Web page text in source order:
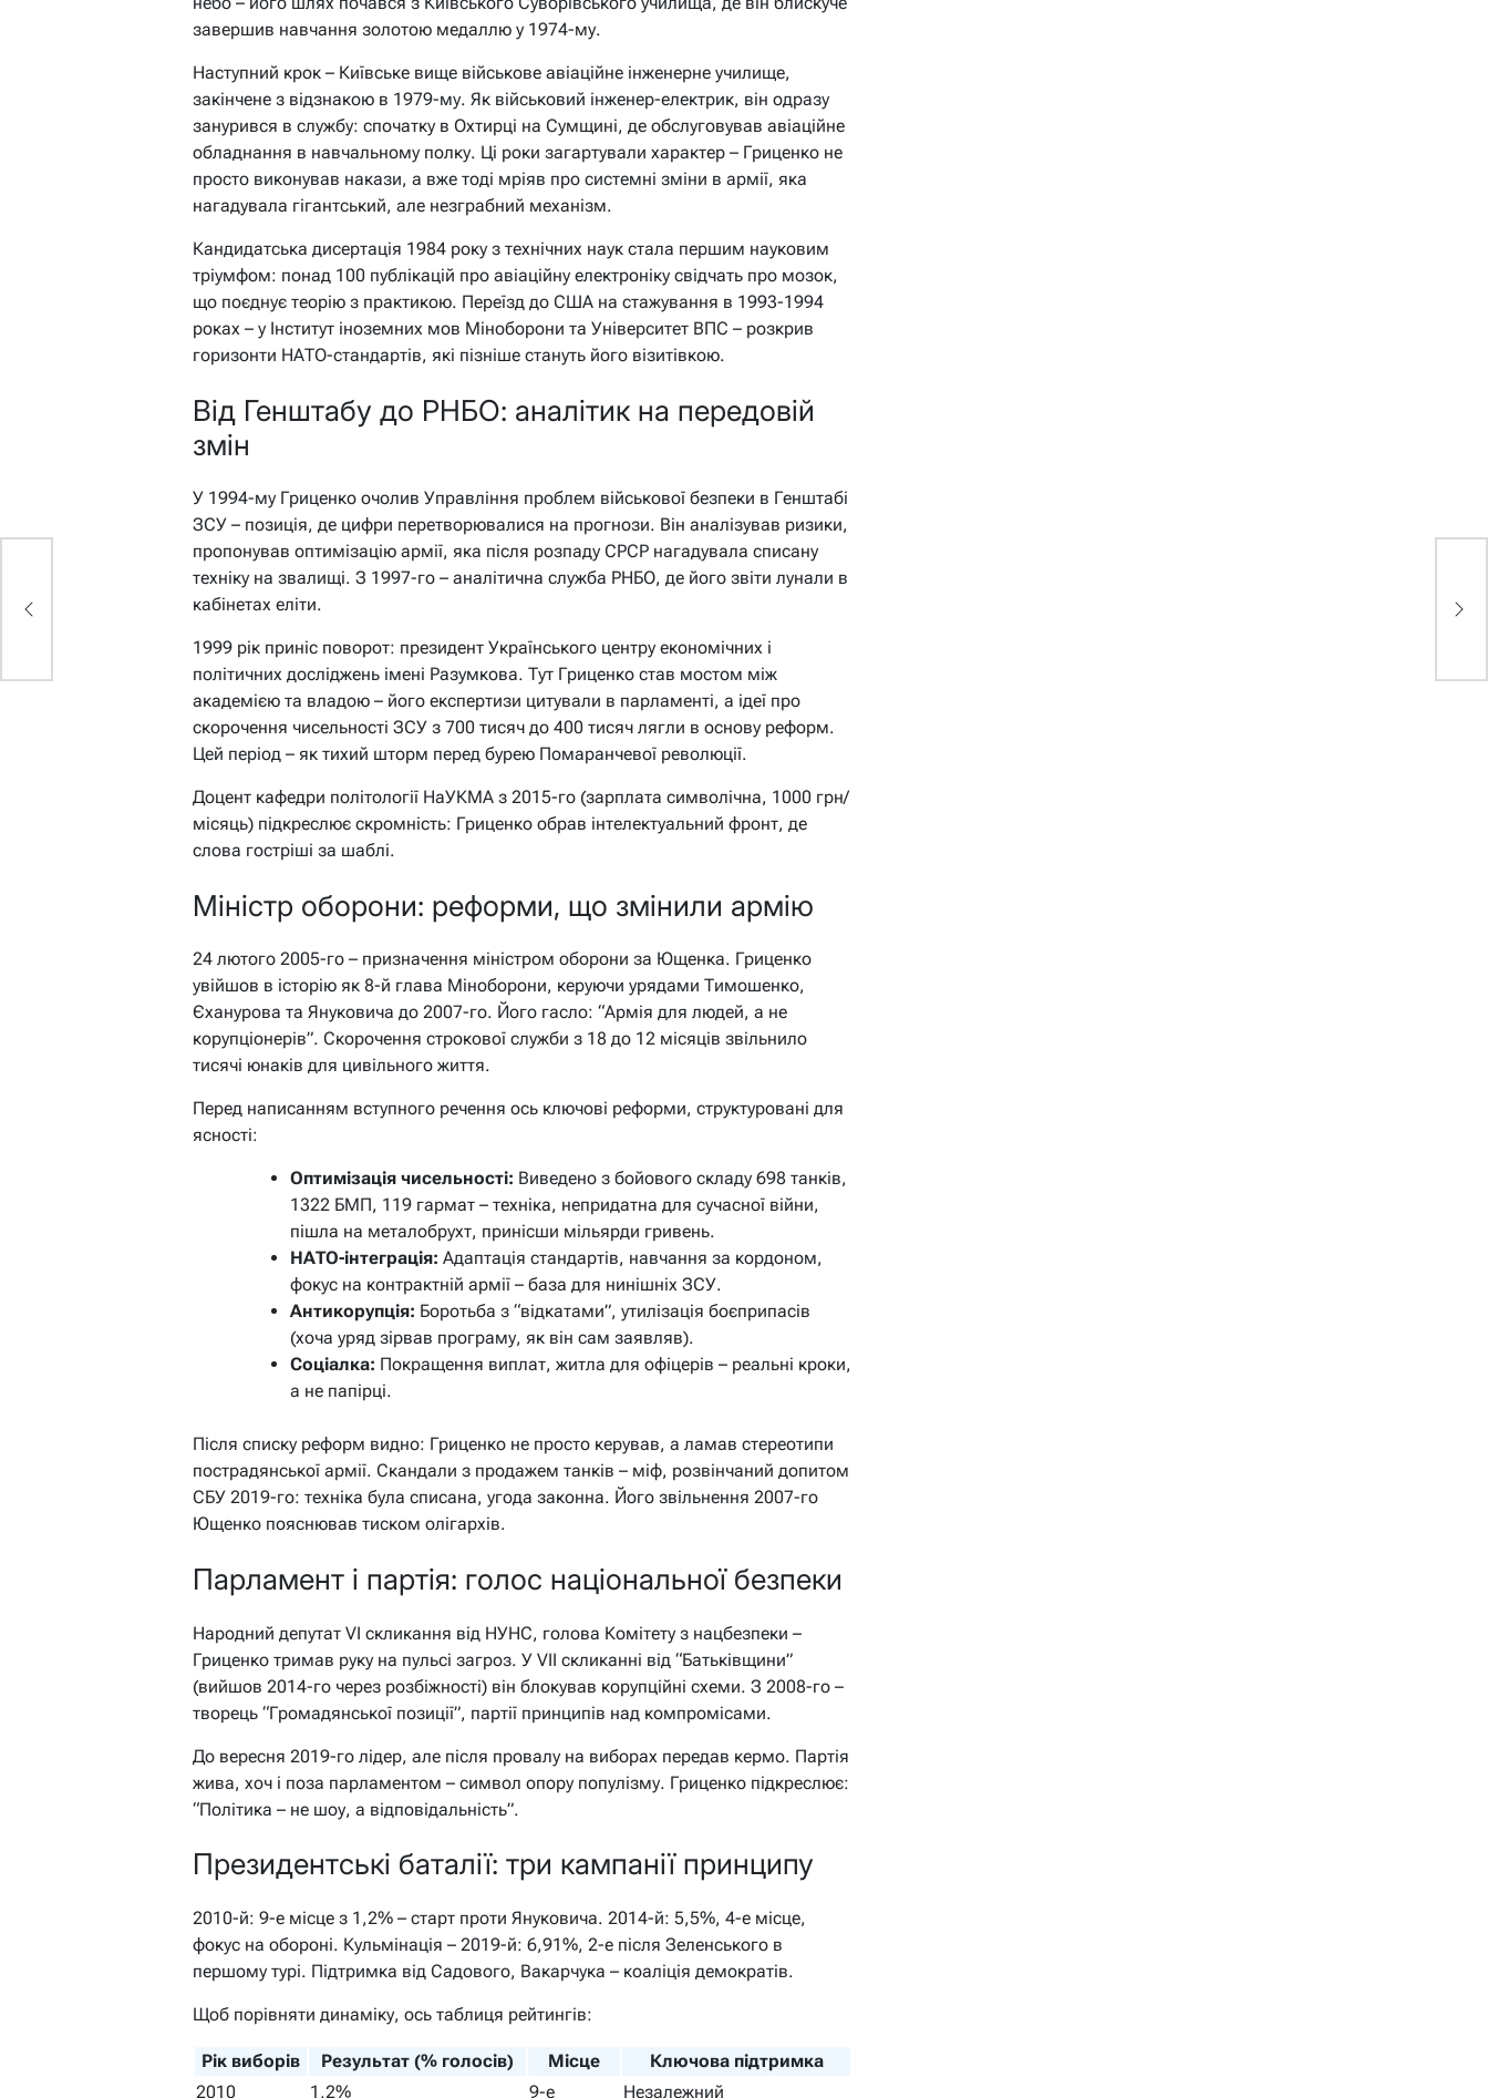
завершив навчання золотою медаллю у 1974-му.
Наступний крок – Київське вище військове авіаційне інженерне училище,
закінчене з відзнакою в 1979-му. Як військовий інженер-електрик, він одразу
занурився в службу: спочатку в Охтирці на Сумщині, де обслуговував авіаційне
обладнання в навчальному полку. Ці роки загартували характер – Гриценко не
просто виконував накази, а вже тоді мріяв про системні зміни в армії, яка
нагадувала гігантський, але незграбний механізм.
Кандидатська дисертація 1984 року з технічних наук стала першим науковим
тріумфом: понад 100 публікацій про авіаційну електроніку свідчать про мозок,
що поєднує теорію з практикою. Переїзд до США на стажування в 1993-1994
роках – у Інститут іноземних мов Міноборони та Університет ВПС – розкрив
горизонти НАТО-стандартів, які пізніше стануть його візитівкою.
Від Генштабу до РНБО: аналітик на передовій
змін
У 1994-му Гриценко очолив Управління проблем військової безпеки в Генштабі
ЗСУ – позиція, де цифри перетворювалися на прогнози. Він аналізував ризики,
пропонував оптимізацію армії, яка після розпаду СРСР нагадувала списану
техніку на звалищі. З 1997-го – аналітична служба РНБО, де його звіти лунали в
кабінетах еліти.
1999 рік приніс поворот: президент Українського центру економічних і
політичних досліджень імені Разумкова. Тут Гриценко став мостом між
академією та владою – його експертизи цитували в парламенті, а ідеї про
скорочення чисельності ЗСУ з 700 тисяч до 400 тисяч лягли в основу реформ.
Цей період – як тихий шторм перед бурею Помаранчевої революції.
Доцент кафедри політології НаУКМА з 2015-го (зарплата символічна, 1000 грн/
місяць) підкреслює скромність: Гриценко обрав інтелектуальний фронт, де
слова гостріші за шаблі.
Міністр оборони: реформи, що змінили армію
24 лютого 2005-го – призначення міністром оборони за Ющенка. Гриценко
увійшов в історію як 8-й глава Міноборони, керуючи урядами Тимошенко,
Єханурова та Януковича до 2007-го. Його гасло: “Армія для людей, а не
корупціонерів”. Скорочення строкової служби з 18 до 12 місяців звільнило
тисячі юнаків для цивільного життя.
Перед написанням вступного речення ось ключові реформи, структуровані для
ясності:
Оптимізація чисельності: Виведено з бойового складу 698 танків,
1322 БМП, 119 гармат – техніка, непридатна для сучасної війни,
пішла на металобрухт, принісши мільярди гривень.
НАТО-інтеграція: Адаптація стандартів, навчання за кордоном,
фокус на контрактній армії – база для нинішніх ЗСУ.
Антикорупція: Боротьба з “відкатами”, утилізація боєприпасів
(хоча уряд зірвав програму, як він сам заявляв).
Соціалка: Покращення виплат, житла для офіцерів – реальні кроки,
а не папірці.
Після списку реформ видно: Гриценко не просто керував, а ламав стереотипи
пострадянської армії. Скандали з продажем танків – міф, розвінчаний допитом
СБУ 2019-го: техніка була списана, угода законна. Його звільнення 2007-го
Ющенко пояснював тиском олігархів.
Парламент і партія: голос національної безпеки
Народний депутат VI скликання від НУНС, голова Комітету з нацбезпеки –
Гриценко тримав руку на пульсі загроз. У VII скликанні від “Батьківщини”
(вийшов 2014-го через розбіжності) він блокував корупційні схеми. З 2008-го –
творець “Громадянської позиції”, партії принципів над компромісами.
До вересня 2019-го лідер, але після провалу на виборах передав кермо. Партія
жива, хоч і поза парламентом – символ опору популізму. Гриценко підкреслює:
“Політика – не шоу, а відповідальність”.
Президентські баталії: три кампанії принципу
2010-й: 9-е місце з 1,2% – старт проти Януковича. 2014-й: 5,5%, 4-е місце,
фокус на обороні. Кульмінація – 2019-й: 6,91%, 2-е після Зеленського в
першому турі. Підтримка від Садового, Вакарчука – коаліція демократів.
Щоб порівняти динаміку, ось таблиця рейтингів:
Рік виборів Результат (% голосів) Місце
Ключова підтримка
2010
1,2% 9-е Незалежний